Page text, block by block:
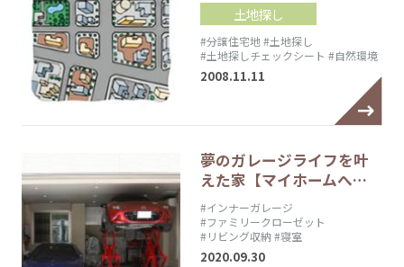
土地探し
#分譲住宅地#土地探し
#土地探しチェックシート #自然環境
2008.11.11
夢のガレージライフを叶
えた家【マイホームへ…
#インナーガレージ
#ファミリークローゼット
#リビング収納 #寝室
2020.09.30